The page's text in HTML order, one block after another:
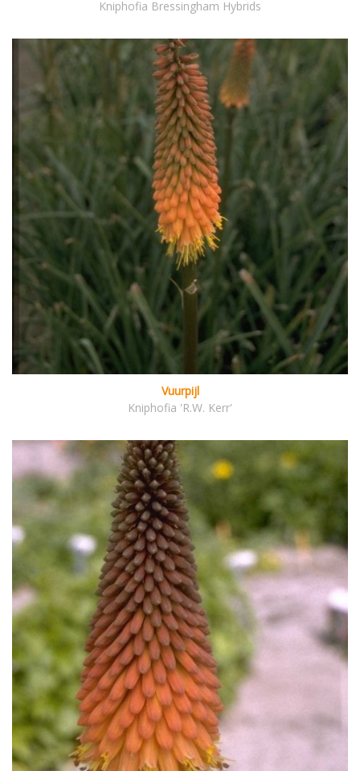
Kniphofia Bressingham Hybrids
Vuurpijl
Kniphofia 'R.W. Kerr'